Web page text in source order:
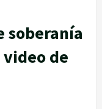
soberanía
de